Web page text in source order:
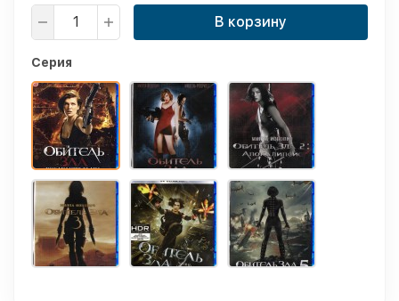
В корзину
Серия